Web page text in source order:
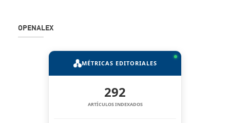
OPENALEX
MÉTRICAS EDITORIALES
292
ARTÍCULOS INDEXADOS